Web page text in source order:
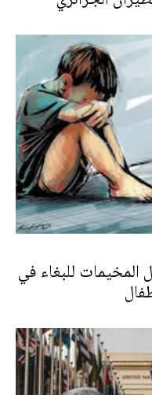
المخيمات للبغاء في